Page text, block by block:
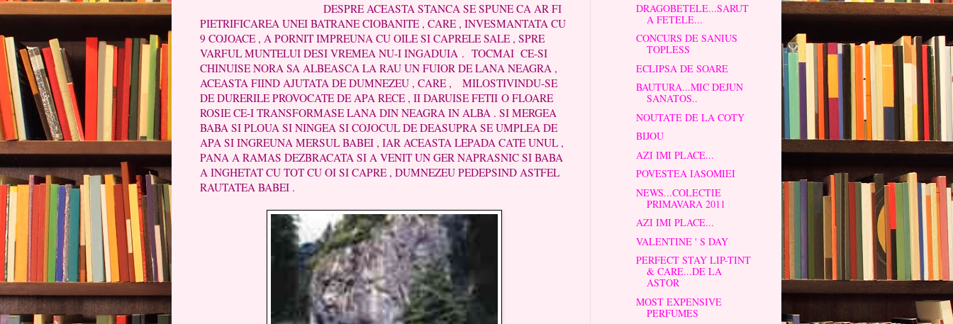
DESPRE ACEASTA STANCA SE SPUNE CA AR FI
PIETRIFICAREA UNEI BATRANE CIOBANITE , CARE , INVESMANTATA CU
9 COJOACE , A PORNIT IMPREUNA CU OILE SI CAPRELE SALE , SPRE
VARFUL MUNTELUI DESI VREMEA NU-I INGADUIA . TOCMAI CE-SI
CHINUISE NORA SA ALBEASCA LA RAU UN FUIOR DE LANA NEAGRA ,
ACEASTA FIIND AJUTATA DE DUMNEZEU , CARE , MILOSTIVINDU-SE
DE DURERILE PROVOCATE DE APA RECE , II DARUISE FETII O FLOARE
ROSIE CE-I TRANSFORMASE LANA DIN NEAGRA IN ALBA . SI MERGEA
BABA SI PLOUA SI NINGEA SI COJOCUL DE DEASUPRA SE UMPLEA DE
APA SI INGREUNA MERSUL BABEI , IAR ACEASTA LEPADA CATE UNUL ,
PANA A RAMAS DEZBRACATA SI A VENIT UN GER NAPRASNIC SI BABA
A INGHETAT CU TOT CU OI SI CAPRE , DUMNEZEU PEDEPSIND ASTFEL
RAUTATEA BABEI .
DRAGOBETELE...SARUT
A FETELE...
CONCURS DE SANIUS
TOPLESS
ECLIPSA DE SOARE
BAUTURA...MIC DEJUN
SANATOS..
NOUTATE DE LA COTY
BIJOU
AZI IMI PLACE...
POVESTEA IASOMIEI
NEWS...COLECTIE
PRIMAVARA 2011
AZI IMI PLACE...
VALENTINE ' S DAY
PERFECT STAY LIP-TINT
& CARE...DE LA
ASTOR
MOST EXPENSIVE
PERFUMES